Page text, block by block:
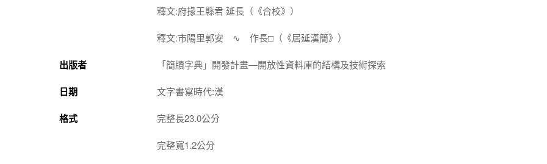
釋文:府掾王縣君 延長（《合校》）
釋文:市陽里郭安 ∿ 作長□（《居延漢簡》）
出版者 「簡牘字典」開發計畫—開放性資料庫的結構及技術探索
日期 文字書寫時代:漢
格式 完整長23.0公分
完整寬1.2公分